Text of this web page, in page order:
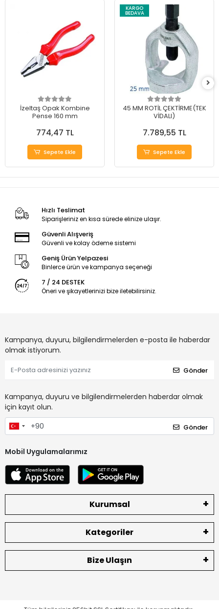
İzeltaş Opak Kombine
Pense 160 mm
774,47 TL
Sepete Ekle
KARGO
BEDAVA
45 MM ROTİL ÇEKTİRME(TEK
VİDALI)
7.789,55 TL
Sepete Ekle
Hızlı Teslimat
Siparişleriniz en kısa sürede elinize ulaşır.
Güvenli Alışveriş
Güvenli ve kolay ödeme sistemi
Geniş Ürün Yelpazesi
Binlerce ürün ve kampanya seçeneği
7 / 24 DESTEK
Öneri ve şikayetlerinizi bize iletebilirsiniz.
Kampanya, duyuru, bilgilendirmelerden e-posta ile haberdar
olmak istiyorum.
Gönder
Kampanya, duyuru ve bilgilendirmelerden haberdar olmak
için kayıt olun.
Gönder
Mobil Uygulamalarımız
Kurumsal
Kategoriler
Bize Ulaşın